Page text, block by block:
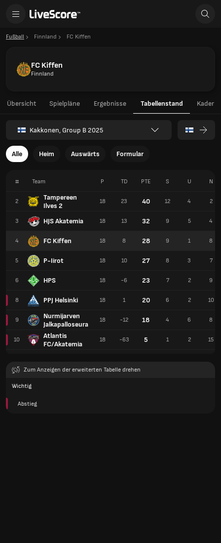
Fußball Finnland FC Kiffen
FC Kiffen
Finnland
Übersicht Spielpläne Ergebnisse Tabellenstand Kader
Kakkonen, Group B 2025
Alle Heim Auswärts Formular
# Team
2
Tampereen
Ilves 2
3 HJS Akatemia
4 FC Kiffen
5 P-Iirot
6 HPS
8 PPJ Helsinki
9
Nurmijarven
Jalkapalloseura
10
Atlantis
FC/Akatemia
P TD PTE S U N
18 23 40 12 4 2
18 13 32 9 5 4
18 8 28 9 1 8
18 10 27 8 3 7
18 -6 23 7 2 9
18 1 20 6 2 10
18 -12 18 4 6 8
18 -63 5 1 2 15
Zum Anzeigen der erweiterten Tabelle drehen
Wichtig
Abstieg